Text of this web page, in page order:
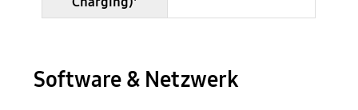
Software & Netzwerk